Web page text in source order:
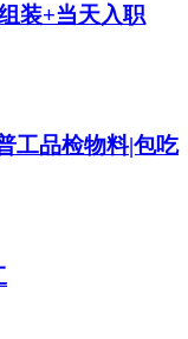
装+当天入职
工品检物料|包吃